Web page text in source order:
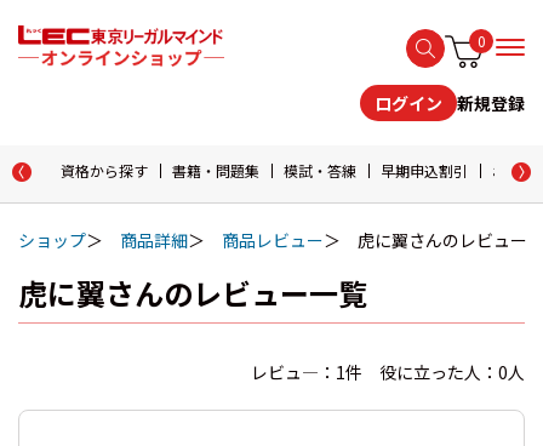
0
ログイン 新規登録
資格から探す 書籍・問題集 模試・答練 早期申込割引 おため
ショップ 商品詳細 商品レビュー 虎に翼さんのレビュー
虎に翼さんのレビュー一覧
レビュ―：1件 役に立った人：0人